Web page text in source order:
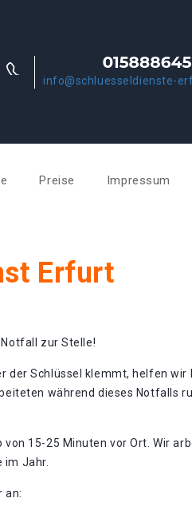
info@schluesseldienste-
Preise Impressum
Erfurt
zur Stelle!
der Schlüssel klemmt, helfen wir
während dieses Notfalls
15-25 Minuten vor Ort. Wir
im Jahr.
an: